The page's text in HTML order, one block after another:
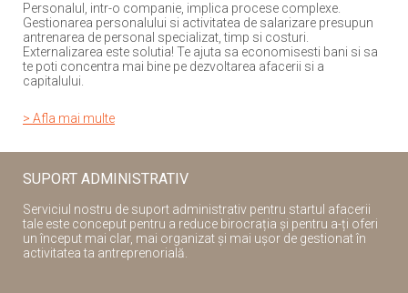
Personalul, intr-o companie, implica procese complexe.
Gestionarea personalului si activitatea de salarizare presupun
antrenarea de personal specializat, timp si costuri.
Externalizarea este solutia! Te ajuta sa economisesti bani si sa
te poti concentra mai bine pe dezvoltarea afacerii si a
capitalului.
> Afla mai multe
SUPORT ADMINISTRATIV
Serviciul nostru de suport administrativ pentru startul afacerii
tale este conceput pentru a reduce birocrația și pentru a-ți oferi
un început mai clar, mai organizat și mai ușor de gestionat în
activitatea ta antreprenorială.